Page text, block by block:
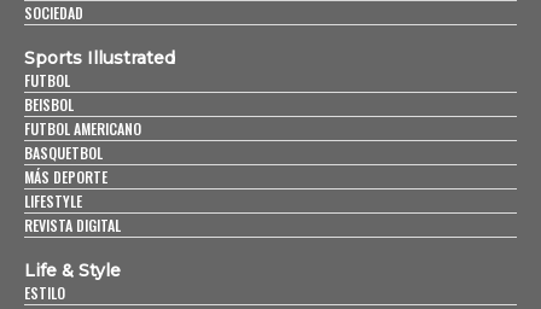
SOCIEDAD
Sports Illustrated
FUTBOL
BEISBOL
FUTBOL AMERICANO
BASQUETBOL
MÁS DEPORTE
LIFESTYLE
REVISTA DIGITAL
Life & Style
ESTILO